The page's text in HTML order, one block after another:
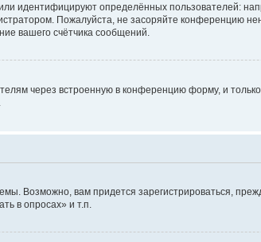
идентифицируют определённых пользователей:
Пожалуйста, не засоряйте конференцию
вашего счётчика сообщений.
через встроенную в конференцию форму, и
Возможно, вам придется зарегистрироваться,
в опросах» и т.п.